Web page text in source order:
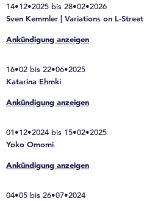
14•12•2025 bis 28•02•2026
Sven Kemmler | Variations on L-Street
Ankündigung anzeigen
16•02 bis 22•06•2025
Katarina Ehmki
Ankündigung anzeigen
01•12•2024 bis 15•02•2025
Yoko Omomi
Ankündigung anzeigen
04•05 bis 26•07•2024